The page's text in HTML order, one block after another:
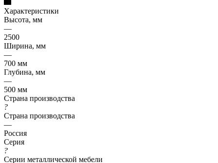
Характеристики
Высота, мм
—
2500
Ширина, мм
—
700 мм
Глубина, мм
—
500 мм
Страна производства
?
Страна производства
—
Россия
Серия
?
Серии металлической мебели